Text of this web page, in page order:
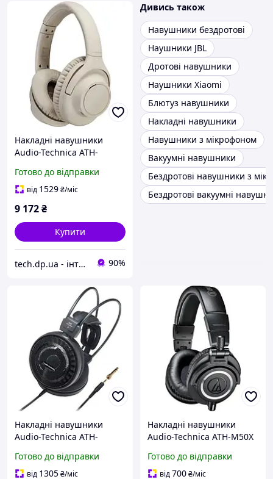
Накладні навушники
Audio-Technica ATH-
Готово до відправки
від 1529₴/міс
9 172₴
Купити
tech.dp.ua - інтернет магазин 90%
Дивись також
Навушники бездротові
Наушники JBL
Дротові навушники
Наушники Xiaomi
Блютуз навушники
Накладні навушники
Навушники з мікрофоном
Вакуумні навушники
Бездротові навушники з
Бездротові вакуумні
Накладні навушники
Audio-Technica ATH-
Готово до відправки
від 1305₴/міс
Накладні навушники
Audio-Technica ATH-M50X
Готово до відправки
від700₴/міс